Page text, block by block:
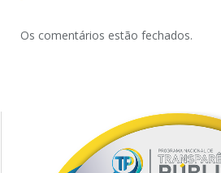
Os comentários estão fechados.